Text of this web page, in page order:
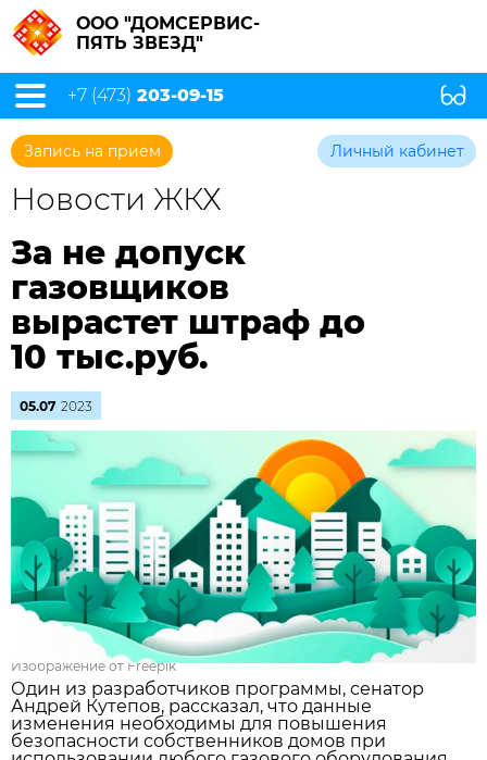
ООО "ДОМСЕРВИС-
ПЯТЬ ЗВЕЗД"
+7 (473) 203-09-15
Запись на прием Личный кабинет
Новости ЖКХ
За не допуск
газовщиков
вырастет штраф до
10 тыс.руб.
05.07 2023
Изображение от Freepik
Один из разработчиков программы, сенатор
Андрей Кутепов, рассказал, что данные
изменения необходимы для повышения
безопасности собственников домов при